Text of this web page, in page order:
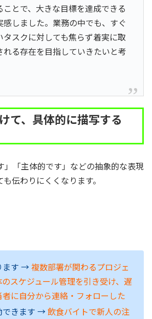
ことで、大きな目標を達成できる
感しました。業務の中でも、すぐ
タスクに対しても焦らず着実に取
れる存在を目指していきたいと考
て、具体的に描写する
」「主体的です」などの抽象的な表現
伝わりにくくなります。
ます →複数部署が関わるプロジェ
スケジュール管理を引き受け、遅
に自分から連絡・フォローした
できます →飲食バイトで新人の注